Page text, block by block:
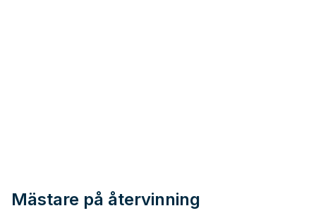
Mästare på återvinning